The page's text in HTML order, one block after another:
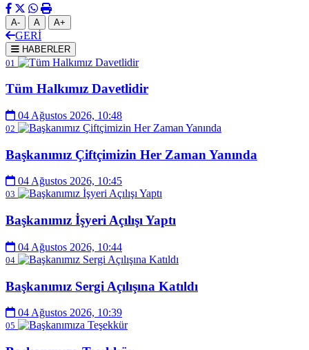
A- A A+
GERİ
HABERLER
01
Tüm Halkımız Davetlidir
04 Ağustos 2026, 10:48
02
Başkanımız Çiftçimizin Her Zaman Yanında
04 Ağustos 2026, 10:45
03
Başkanımız İşyeri Açılışı Yaptı
04 Ağustos 2026, 10:44
04
Başkanımız Sergi Açılışına Katıldı
04 Ağustos 2026, 10:39
05